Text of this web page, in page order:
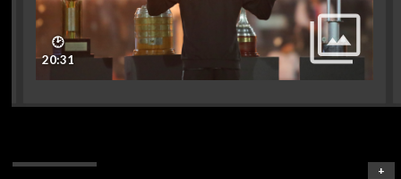
🕑
20:31
+